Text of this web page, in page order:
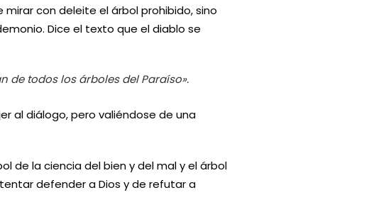
con deleite el árbol prohibido, sino
Dice el texto que el diablo se
de todos los árboles del Paraíso».
al diálogo, pero valiéndose de una
de la ciencia del bien y del mal y el árbol
defender a Dios y de refutar a